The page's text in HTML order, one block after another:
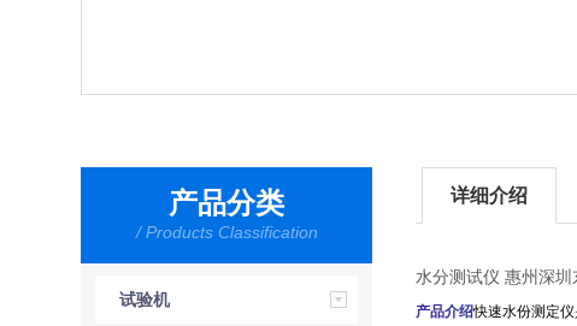
产品分类
/ Products Classification
试验机
详细介绍
水分测试仪 惠州深圳
产品介绍快速水份测定